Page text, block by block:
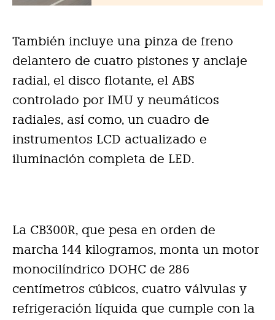
También incluye una pinza de freno
delantero de cuatro pistones y anclaje
radial, el disco flotante, el ABS
controlado por IMU y neumáticos
radiales, así como, un cuadro de
instrumentos LCD actualizado e
iluminación completa de LED.
La CB300R, que pesa en orden de
marcha 144 kilogramos, monta un motor
monocilíndrico DOHC de 286
centímetros cúbicos, cuatro válvulas y
refrigeración líquida que cumple con la